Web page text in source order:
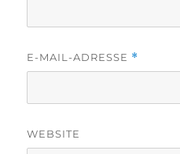
E-MAIL-ADRESSE *
WEBSITE